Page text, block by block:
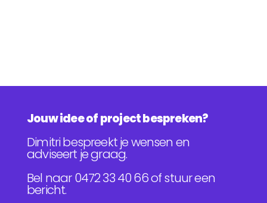
Jouw idee of project bespreken?
Dimitri bespreekt je wensen en
adviseert je graag.
Bel naar 0472 33 40 66 of stuur een
bericht.